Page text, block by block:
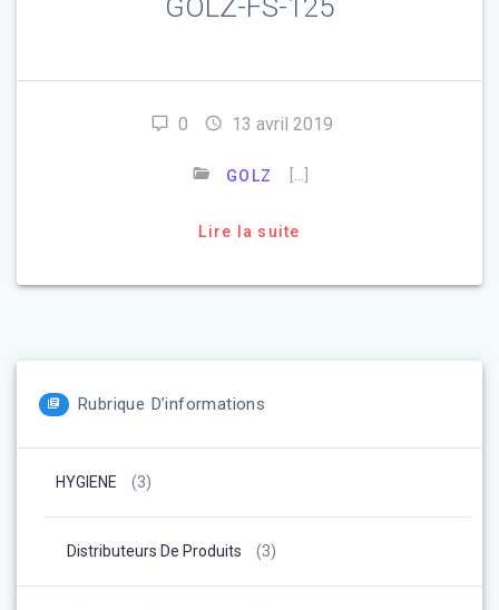
GOLZ-FS-125
0 13 avril 2019
GOLZ
Lire la suite
Rubrique D’informations
HYGIENE (3)
Distributeurs De Produits (3)